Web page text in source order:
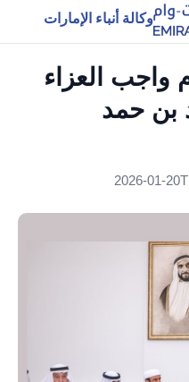
وكالة أنباء الإمارات
واجب العزاء
بن حمد
2026-01-